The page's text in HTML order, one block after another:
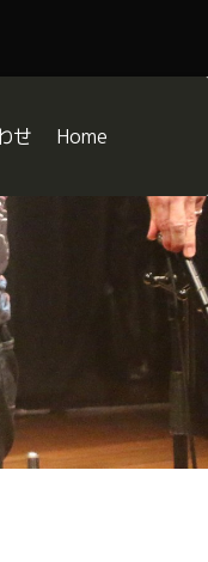
ばジャズはもっと面
演者募集
せ Home